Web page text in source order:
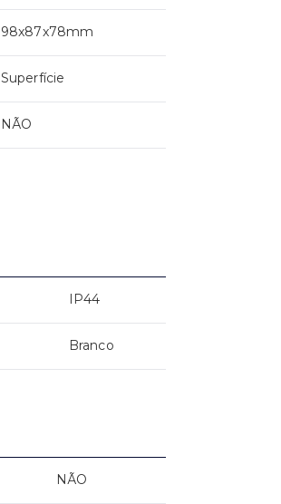
98x87x78mm
Superfície
NÃO
IP44
Branco
NÃO